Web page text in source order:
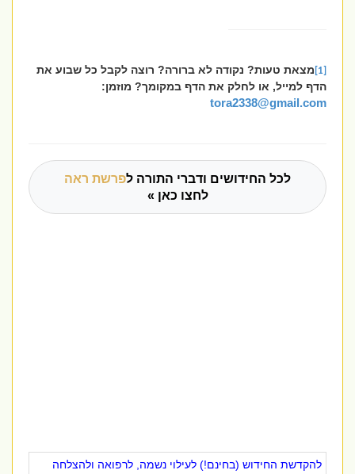
מצאת טעות? נקודה לא ברורה? רוצה לקבל כל שבוע את
הדף למייל, או לחלק את הדף במקומך? מוזמן:
tora2338@gmail.com
לכל החידושים ודברי התורה לפרשת ראה
לחצו כאן »
להקדשת החידוש (בחינם!) לעילוי נשמה, לרפואה ולהצלחה